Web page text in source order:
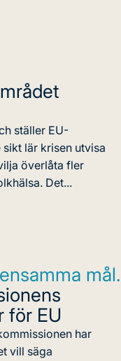
ställer EU-
sikt lär krisen utvisa
överlåta fler
Det...
mål.
för EU
har
vill säga